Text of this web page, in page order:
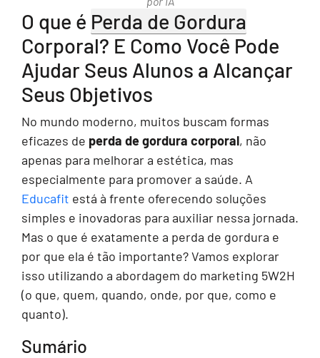
O que é Perda de Gordura
Corporal? E Como Você Pode
Ajudar Seus Alunos a Alcançar
Seus Objetivos
No mundo moderno, muitos buscam formas
eficazes de perda de gordura corporal, não
apenas para melhorar a estética, mas
especialmente para promover a saúde. A
Educafit está à frente oferecendo soluções
simples e inovadoras para auxiliar nessa jornada.
Mas o que é exatamente a perda de gordura e
por que ela é tão importante? Vamos explorar
isso utilizando a abordagem do marketing 5W2H
(o que, quem, quando, onde, por que, como e
quanto).
Sumário